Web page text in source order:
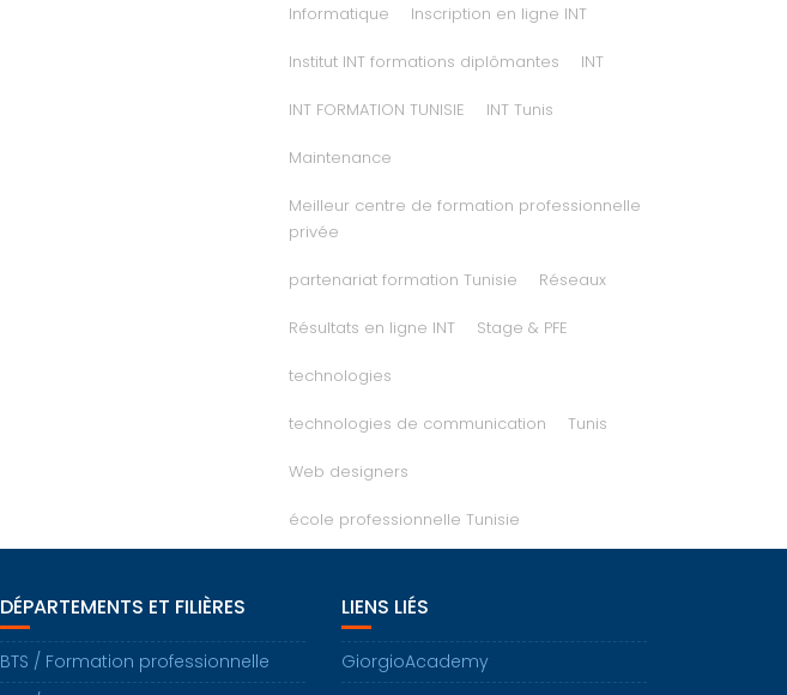
Informatique Inscription en ligne INT
Institut INT formations diplômantes INT
INT FORMATION TUNISIE INT Tunis
Maintenance
Meilleur centre de formation professionnelle
privée
partenariat formation Tunisie Réseaux
Résultats en ligne INT Stage & PFE
technologies
technologies de communication Tunis
Web designers
école professionnelle Tunisie
DÉPARTEMENTS ET FILIÈRES
BTS / Formation professionnelle
LIENS LIÉS
GiorgioAcademy